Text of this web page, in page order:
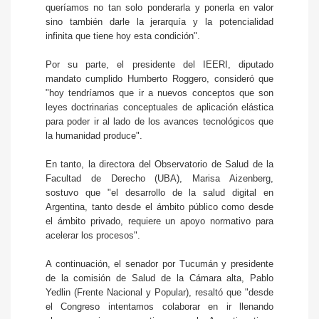
queríamos no tan solo ponderarla y ponerla en valor
sino también darle la jerarquía y la potencialidad
infinita que tiene hoy esta condición".
Por su parte, el presidente del IEERI, diputado
mandato cumplido Humberto Roggero, consideró que
"hoy tendríamos que ir a nuevos conceptos que son
leyes doctrinarias conceptuales de aplicación elástica
para poder ir al lado de los avances tecnológicos que
la humanidad produce".
En tanto, la directora del Observatorio de Salud de la
Facultad de Derecho (UBA), Marisa Aizenberg,
sostuvo que "el desarrollo de la salud digital en
Argentina, tanto desde el ámbito público como desde
el ámbito privado, requiere un apoyo normativo para
acelerar los procesos".
A continuación, el senador por Tucumán y presidente
de la comisión de Salud de la Cámara alta, Pablo
Yedlin (Frente Nacional y Popular), resaltó que "desde
el Congreso intentamos colaborar en ir llenando